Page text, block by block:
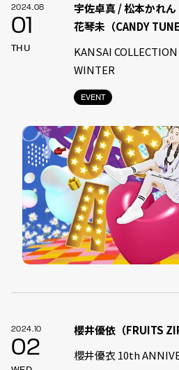
2024.08
01
THU
EVENT
宇佐卓真 / 松本かれ
花琴未（CANDY TUNE
KANSAI
WINTER
2024.10
02
櫻井優依（FRUITS
櫻井優衣 10th